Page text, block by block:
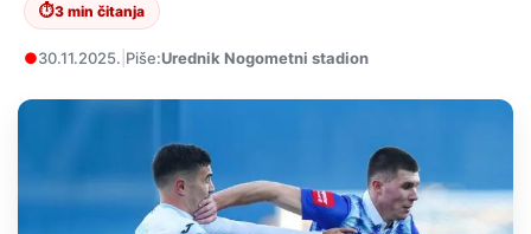
⏱3 min čitanja
●30.11.2025. Piše:Urednik Nogometni stadion